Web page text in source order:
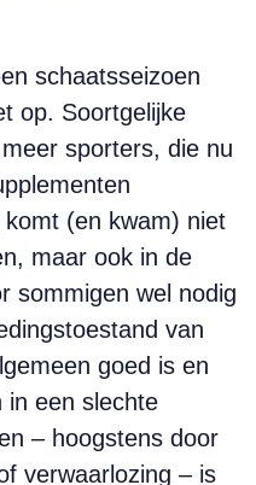
schaatsseizoen
op. Soortgelijke
sporters, die nu
(en kwam) niet
maar ook in de
sommigen wel nodig
van
goed is en
in een slechte
– hoogstens door
verwaarlozing – is